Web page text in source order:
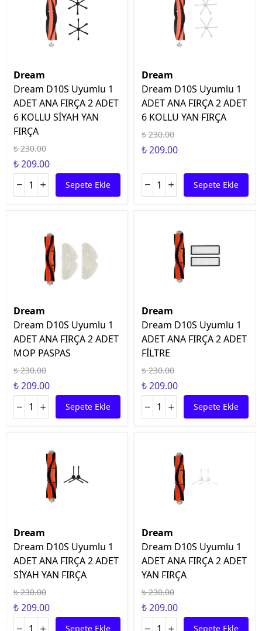
Dream
Dream D10S Uyumlu 1
ADET ANA FIRÇA 2 ADET
6 KOLLU SİYAH YAN
FIRÇA
₺ 230.00
₺ 209.00
Sepete Ekle
Dream
Dream D10S Uyumlu 1
ADET ANA FIRÇA 2 ADET
6 KOLLU YAN FIRÇA
₺ 230.00
₺ 209.00
Sepete Ekle
Dream
Dream D10S Uyumlu 1
ADET ANA FIRÇA 2 ADET
MOP PASPAS
₺ 230.00
₺ 209.00
Sepete Ekle
Dream
Dream D10S Uyumlu 1
ADET ANA FIRÇA 2 ADET
FİLTRE
₺ 230.00
₺ 209.00
Sepete Ekle
Dream
Dream D10S Uyumlu 1
ADET ANA FIRÇA 2 ADET
SİYAH YAN FIRÇA
₺ 230.00
₺ 209.00
Sepete Ekle
Dream
Dream D10S Uyumlu 1
ADET ANA FIRÇA 2 ADET
YAN FIRÇA
₺ 230.00
₺ 209.00
Sepete Ekle